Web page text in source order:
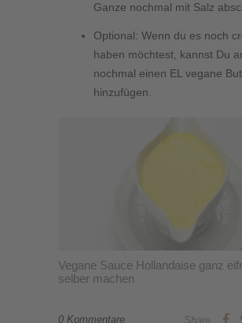
Ganze nochmal mit Salz
Optional: Wenn du es noch
haben möchtest, kannst Du
nochmal einen EL vegane
hinzufügen.
Vegane Sauce Hollandaise ganz
selber machen
0 Kommentare Share